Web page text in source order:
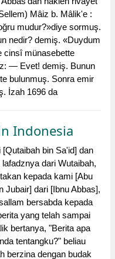
Mâiz b. Mâlik'e :
mudur?»diye sormuş.
nedir? demiş. «Duydum
cinsî münasebette
— Evet! demiş. Bunun
bulunmuş. Sonra emir
İzah 1696 da
Indonesia
bin Sa'id] dan
dari Wutaibah,
kepada kami [Abu
Jubair] dari [Ibnu Abbas],
bersabda kepada
yang telah sampai
bertanya, "Berita apa
tentangku?" beliau
berzina dengan budak